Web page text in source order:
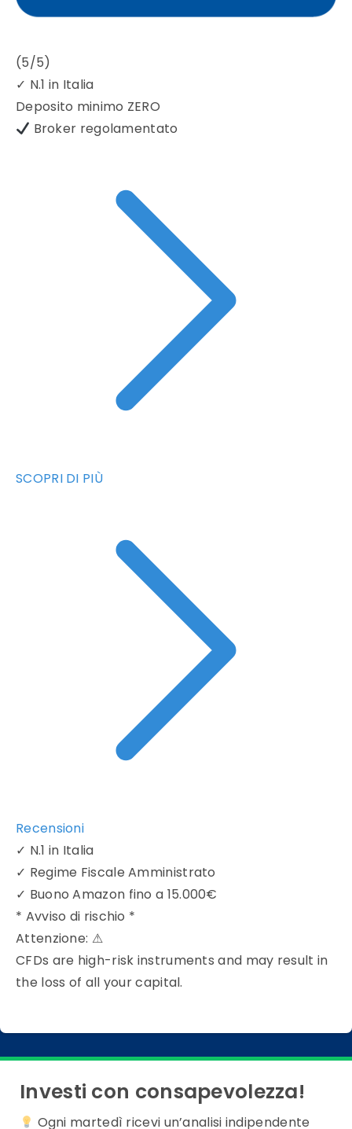
(5/5)
✓ N.1 in Italia
Deposito minimo ZERO
Broker regolamentato
SCOPRI DI PIÙ
Recensioni
✓ N.1 in Italia
✓ Regime Fiscale Amministrato
✓ Buono Amazon fino a 15.000€
* Avviso di rischio *
Attenzione: ⚠
CFDs are high-risk instruments and may result in
the loss of all your capital.
Investi con consapevolezza!
Ogni martedì ricevi un’analisi indipendente